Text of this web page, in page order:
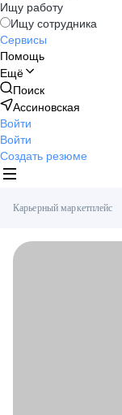
Ищу работу
Ищу сотрудника
Сервисы
Помощь
Ещё
Поиск
Ассиновская
Войти
Войти
Создать резюме
Карьерный маркетплейс